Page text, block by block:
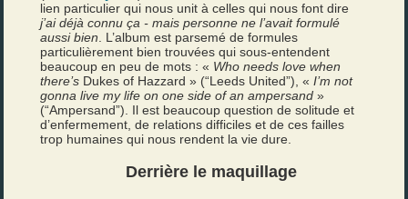
lien particulier qui nous unit à celles qui nous font dire
j’ai déjà connu ça - mais personne ne l’avait formulé
aussi bien . L’album est parsemé de formules
particulièrement bien trouvées qui sous-entendent
beaucoup en peu de mots : « Who needs love when
there’s Dukes of Hazzard » (“Leeds United”), «I’m not
gonna live my life on one side of an ampersand »
(“Ampersand”). Il est beaucoup question de solitude et
d’enfermement, de relations difficiles et de ces failles
trop humaines qui nous rendent la vie dure.
Derrière le maquillage